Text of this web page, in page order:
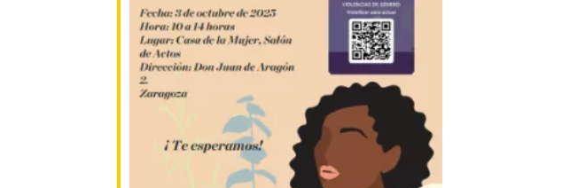
Office 365 Outlook Live